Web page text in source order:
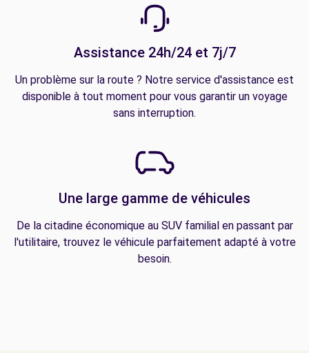
Assistance 24h/24 et 7j/7
Un problème sur la route ? Notre service d'assistance est
disponible à tout moment pour vous garantir un voyage
sans interruption.
Une large gamme de véhicules
De la citadine économique au SUV familial en passant par
l'utilitaire, trouvez le véhicule parfaitement adapté à votre
besoin.